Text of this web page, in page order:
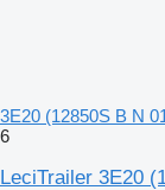
3E20 (12850S B N
6
LeciTrailer 3E20